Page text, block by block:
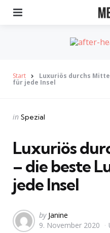
Start Luxuriös durchs
für jede Insel
Categories
Posted
in Spezial
Luxuriös
– die beste
jede Insel
Posted
by
by Janine
9. November 2020